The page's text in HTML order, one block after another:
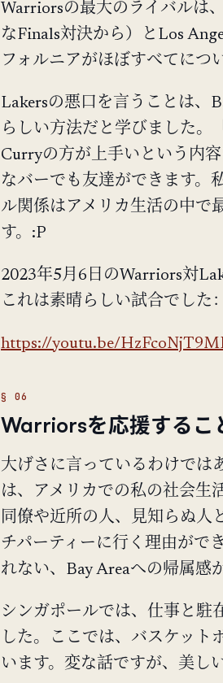
Warriorsの最大のライバルは
なFinals対決から）とLos
フォルニアがほぼすべてにつ
Lakersの悪口を言うことは、
らしい方法だと学びました。
Curryの方が上手いという内
なバーでも友達ができます。
ル関係はアメリカ生活の中で
す。:P
2023年5月6日のWarriors対
これは素晴らしい試合でした：
https://youtu.be/
Warriorsを応援するこ
大げさに言っているわけでは
は、アメリカでの私の社会生
同僚や近所の人、見知らぬ人
チパーティーに行く理由がで
れない、Bay Areaへの帰属感
シンガポールでは、仕事と駐
した。ここでは、バスケット
います。変な話ですが、美し